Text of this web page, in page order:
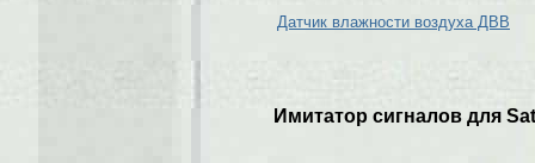
Датчик влажности воздуха ДВВ
Имитатор сигналов для